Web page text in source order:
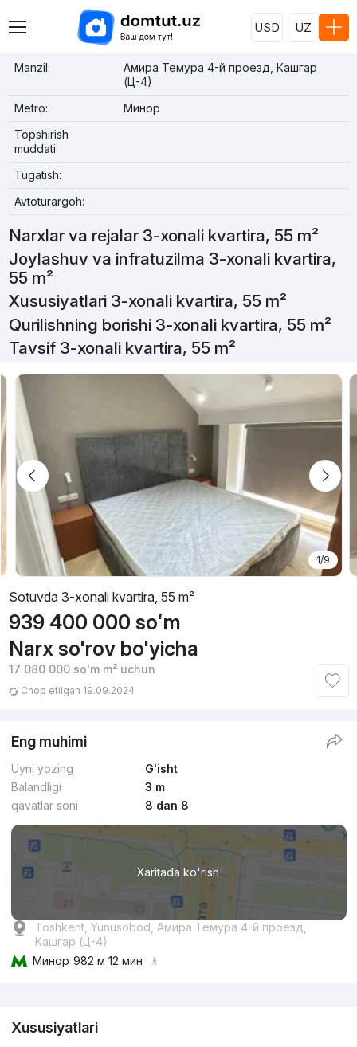
USD UZ
Manzil:
Амира Темура 4-й проезд, Кашгар
(Ц-4)
Metro:
Минор
Topshirish
muddati:
Tugatish:
Avtoturargoh:
Narxlar va rejalar 3-xonali kvartira, 55 m²
Joylashuv va infratuzilma 3-xonali kvartira,
55 m²
Xususiyatlari 3-xonali kvartira, 55 m²
Qurilishning borishi 3-xonali kvartira, 55 m²
Tavsif 3-xonali kvartira, 55 m²
1/9
Sotuvda 3-xonali kvartira, 55 m²
939 400 000 soʻm
Narx so'rov bo'yicha
17 080 000 soʻmm² uchun
Chop etilgan 19.09.2024
Eng muhimi
Uyni yozing
G'isht
Balandligi
3 m
qavatlar soni
8 dan 8
Xaritada ko'rish
Toshkent, Yunusobod, Амира Темура 4-й проезд,
Кашгар (Ц-4)
Минор 982 м 12 мин
Xususiyatlari